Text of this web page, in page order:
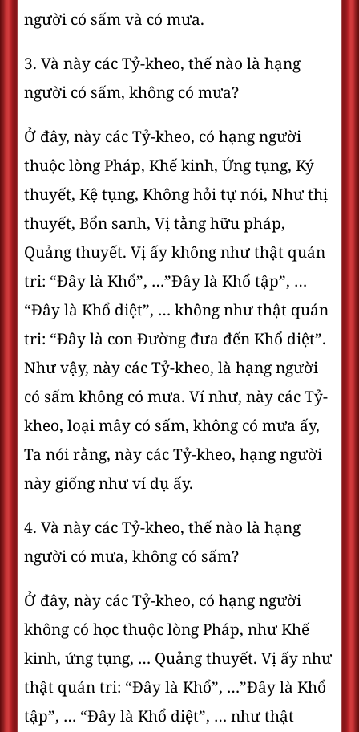
người có sấm và có mưa.
3. Và này các Tỷ-kheo, thế nào là hạng
người có sấm, không có mưa?
Ở đây, này các Tỷ-kheo, có hạng người
thuộc lòng Pháp, Khế kinh, Ứng tụng, Ký
thuyết, Kệ tụng, Không hỏi tự nói, Như thị
thuyết, Bổn sanh, Vị tằng hữu pháp,
Quảng thuyết. Vị ấy không như thật quán
tri: “Ðây là Khổ”, …”Ðây là Khổ tập”, …
“Ðây là Khổ diệt”, … không như thật quán
tri: “Ðây là con Ðường đưa đến Khổ diệt”.
Như vậy, này các Tỷ-kheo, là hạng người
có sấm không có mưa. Ví như, này các Tỷ-
kheo, loại mây có sấm, không có mưa ấy,
Ta nói rằng, này các Tỷ-kheo, hạng người
này giống như ví dụ ấy.
4. Và này các Tỷ-kheo, thế nào là hạng
người có mưa, không có sấm?
Ở đây, này các Tỷ-kheo, có hạng người
không có học thuộc lòng Pháp, như Khế
kinh, ứng tụng, … Quảng thuyết. Vị ấy như
thật quán tri: “Ðây là Khổ”, …”Ðây là Khổ
tập”, … “Ðây là Khổ diệt”, … như thật